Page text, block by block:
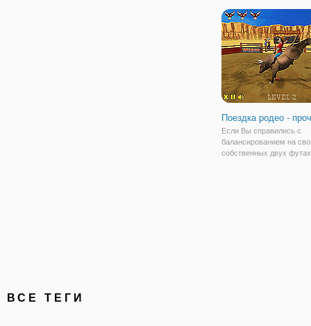
Поездка родео -
Если Вы справились с
балансированием на
собственных двух
ВСЕ ТЕГИ